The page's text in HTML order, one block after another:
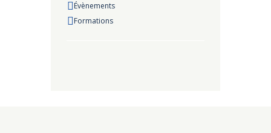
Évènements
Formations